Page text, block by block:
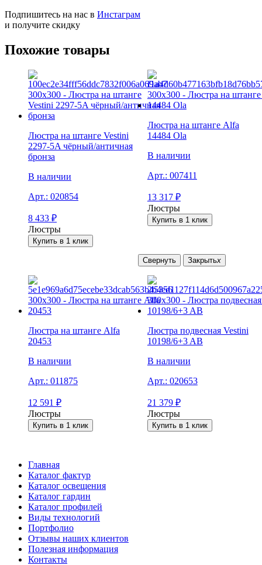
Подпишитесь на нас в Инстаграм
и получите скидку
Похожие товары
Люстра на штанге Vestini
2297-5A чёрный/античная
бронза
В наличии
Арт.: 020854
8 433 ₽
Люстры
Купить в 1 клик
Люстра на штанге Alfa
14484 Ola
В наличии
Арт.: 007411
13 317 ₽
Люстры
Купить в 1 клик
Люстра на штанге Alfa
20453
В наличии
Арт.: 011875
12 591 ₽
Люстры
Купить в 1 клик
Люстра подвесная Vestini
10198/6+3 AB
В наличии
Арт.: 020653
21 379 ₽
Люстры
Купить в 1 клик
Свернуть Закрытьx
Главная
Каталог фактур
Каталог освещения
Каталог гардин
Каталог профилей
Виды технологий
Портфолио
Отзывы наших клиентов
Полезная информация
Контакты